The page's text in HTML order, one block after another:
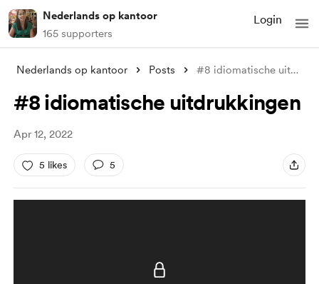
Nederlands op kantoor
165 supporters
Login
Nederlands op kantoor Posts #8 idiomatische uitdrukkingen
#8 idiomatische uitdrukkingen
Apr 12, 2022
5 likes 5